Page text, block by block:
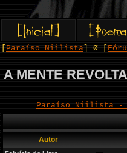
Paraíso Niilista ] Ø [
A MENTE
Paraíso Niilista -
Autor